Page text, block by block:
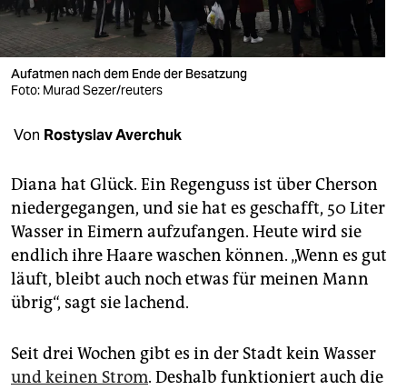
verlag
verlag
veranstaltungen
shop
unterstützen
abo
genossenschaft
epaper login
Aufatmen nach dem Ende der Besatzung
Foto: Murad Sezer/reuters
Von Rostyslav Averchuk
Diana hat Glück. Ein Regenguss ist über Cherson
niedergegangen, und sie hat es geschafft, 50 Liter
Wasser in Eimern aufzufangen. Heute wird sie
endlich ihre Haare waschen können. „Wenn es gut
läuft, bleibt auch noch etwas für meinen Mann
übrig“, sagt sie lachend.
Seit drei Wochen gibt es in der Stadt kein Wasser
und keinen Strom. Deshalb funktioniert auch die